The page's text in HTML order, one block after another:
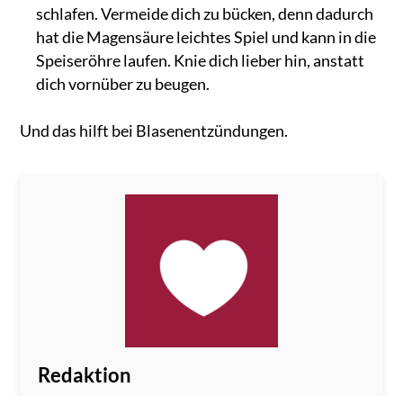
schlafen. Vermeide dich zu bücken, denn dadurch
hat die Magensäure leichtes Spiel und kann in die
Speiseröhre laufen. Knie dich lieber hin, anstatt
dich vornüber zu beugen.
Und das hilft bei Blasenentzündungen.
Redaktion